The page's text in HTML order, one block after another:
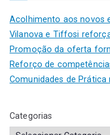
Acolhimento aos novos
Vilanova e Tiffosi
Promoção da oferta
Reforço de
Comunidades de
Categorias